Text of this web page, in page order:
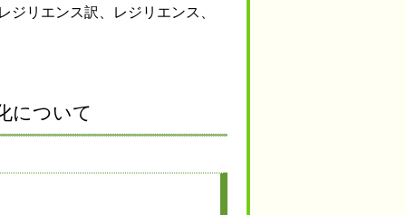
リエンス訳、レジリエンス、
について